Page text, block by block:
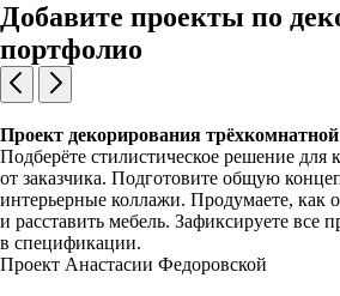
Добавите проекты по
портфолио
Проект декорирования
Подберёте стилистическое решение для
от заказчика. Подготовите общую
интерьерные коллажи. Продумаете, как
и расставить мебель. Зафиксируете все
в спецификации.
Проект Анастасии Федоровской